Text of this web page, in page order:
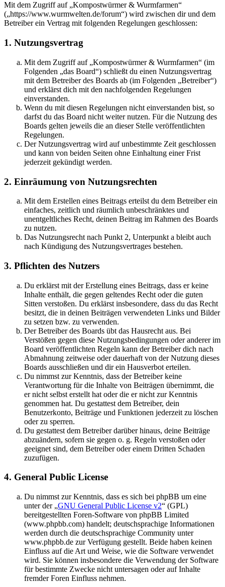
Mit dem Zugriff auf „Kompostwürmer & Wurmfarmen“
(„https://www.wurmwelten.de/forum“) wird zwischen dir und dem
Betreiber ein Vertrag mit folgenden Regelungen geschlossen:
1. Nutzungsvertrag
Mit dem Zugriff auf „Kompostwürmer & Wurmfarmen“ (im
Folgenden „das Board“) schließt du einen Nutzungsvertrag
mit dem Betreiber des Boards ab (im Folgenden „Betreiber“)
und erklärst dich mit den nachfolgenden Regelungen
einverstanden.
Wenn du mit diesen Regelungen nicht einverstanden bist, so
darfst du das Board nicht weiter nutzen. Für die Nutzung des
Boards gelten jeweils die an dieser Stelle veröffentlichten
Regelungen.
Der Nutzungsvertrag wird auf unbestimmte Zeit geschlossen
und kann von beiden Seiten ohne Einhaltung einer Frist
jederzeit gekündigt werden.
2. Einräumung von Nutzungsrechten
Mit dem Erstellen eines Beitrags erteilst du dem Betreiber ein
einfaches, zeitlich und räumlich unbeschränktes und
unentgeltliches Recht, deinen Beitrag im Rahmen des Boards
zu nutzen.
Das Nutzungsrecht nach Punkt 2, Unterpunkt a bleibt auch
nach Kündigung des Nutzungsvertrages bestehen.
3. Pflichten des Nutzers
Du erklärst mit der Erstellung eines Beitrags, dass er keine
Inhalte enthält, die gegen geltendes Recht oder die guten
Sitten verstoßen. Du erklärst insbesondere, dass du das Recht
besitzt, die in deinen Beiträgen verwendeten Links und Bilder
zu setzen bzw. zu verwenden.
Der Betreiber des Boards übt das Hausrecht aus. Bei
Verstößen gegen diese Nutzungsbedingungen oder anderer im
Board veröffentlichten Regeln kann der Betreiber dich nach
Abmahnung zeitweise oder dauerhaft von der Nutzung dieses
Boards ausschließen und dir ein Hausverbot erteilen.
Du nimmst zur Kenntnis, dass der Betreiber keine
Verantwortung für die Inhalte von Beiträgen übernimmt, die
er nicht selbst erstellt hat oder die er nicht zur Kenntnis
genommen hat. Du gestattest dem Betreiber, dein
Benutzerkonto, Beiträge und Funktionen jederzeit zu löschen
oder zu sperren.
Du gestattest dem Betreiber darüber hinaus, deine Beiträge
abzuändern, sofern sie gegen o. g. Regeln verstoßen oder
geeignet sind, dem Betreiber oder einem Dritten Schaden
zuzufügen.
4. General Public License
Du nimmst zur Kenntnis, dass es sich bei phpBB um eine
unter der „GNU General Public License v2“ (GPL)
bereitgestellten Foren-Software von phpBB Limited
(www.phpbb.com) handelt; deutschsprachige Informationen
werden durch die deutschsprachige Community unter
www.phpbb.de zur Verfügung gestellt. Beide haben keinen
Einfluss auf die Art und Weise, wie die Software verwendet
wird. Sie können insbesondere die Verwendung der Software
für bestimmte Zwecke nicht untersagen oder auf Inhalte
fremder Foren Einfluss nehmen.